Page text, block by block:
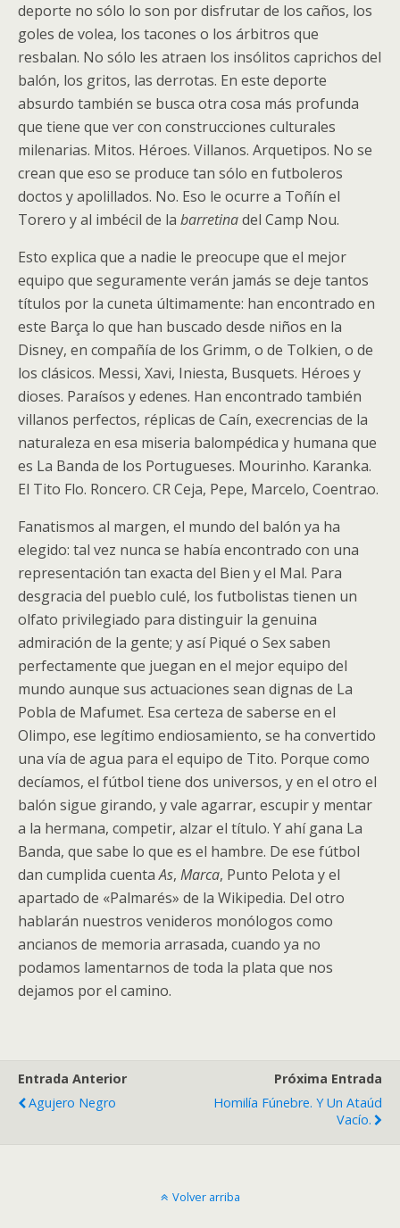
deporte no sólo lo son por disfrutar de los caños, los
goles de volea, los tacones o los árbitros que
resbalan. No sólo les atraen los insólitos caprichos del
balón, los gritos, las derrotas. En este deporte
absurdo también se busca otra cosa más profunda
que tiene que ver con construcciones culturales
milenarias. Mitos. Héroes. Villanos. Arquetipos. No se
crean que eso se produce tan sólo en futboleros
doctos y apolillados. No. Eso le ocurre a Toñín el
Torero y al imbécil de la barretinadel Camp Nou.
Esto explica que a nadie le preocupe que el mejor
equipo que seguramente verán jamás se deje tantos
títulos por la cuneta últimamente: han encontrado en
este Barça lo que han buscado desde niños en la
Disney, en compañía de los Grimm, o de Tolkien, o de
los clásicos. Messi, Xavi, Iniesta, Busquets. Héroes y
dioses. Paraísos y edenes. Han encontrado también
villanos perfectos, réplicas de Caín, execrencias de la
naturaleza en esa miseria balompédica y humana que
es La Banda de los Portugueses. Mourinho. Karanka.
El Tito Flo. Roncero. CR Ceja, Pepe, Marcelo, Coentrao.
Fanatismos al margen, el mundo del balón ya ha
elegido: tal vez nunca se había encontrado con una
representación tan exacta del Bien y el Mal. Para
desgracia del pueblo culé, los futbolistas tienen un
olfato privilegiado para distinguir la genuina
admiración de la gente; y así Piqué o Sex saben
perfectamente que juegan en el mejor equipo del
mundo aunque sus actuaciones sean dignas de La
Pobla de Mafumet. Esa certeza de saberse en el
Olimpo, ese legítimo endiosamiento, se ha convertido
una vía de agua para el equipo de Tito. Porque como
decíamos, el fútbol tiene dos universos, y en el otro el
balón sigue girando, y vale agarrar, escupir y mentar
a la hermana, competir, alzar el título. Y ahí gana La
Banda, que sabe lo que es el hambre. De ese fútbol
dan cumplida cuentaAs, Marca, Punto Pelota y el
apartado de «Palmarés» de la Wikipedia. Del otro
hablarán nuestros venideros monólogos como
ancianos de memoria arrasada, cuando ya no
podamos lamentarnos de toda la plata que nos
dejamos por el camino.
Entrada Anterior
Agujero Negro
Próxima Entrada
Homilía Fúnebre. Y Un Ataúd
Vacío.
Volver arriba